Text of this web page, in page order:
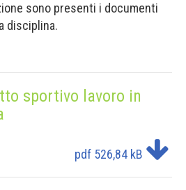
sono presenti i documenti
disciplina.
sportivo lavoro in
pdf 526,84 kB